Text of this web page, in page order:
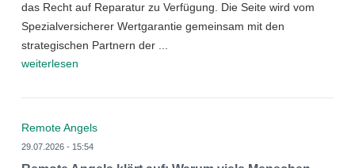
das Recht auf Reparatur zu Verfügung. Die Seite wird vom
Spezialversicherer Wertgarantie gemeinsam mit den
strategischen Partnern der ...
weiterlesen
Remote Angels
29.07.2026 - 15:54